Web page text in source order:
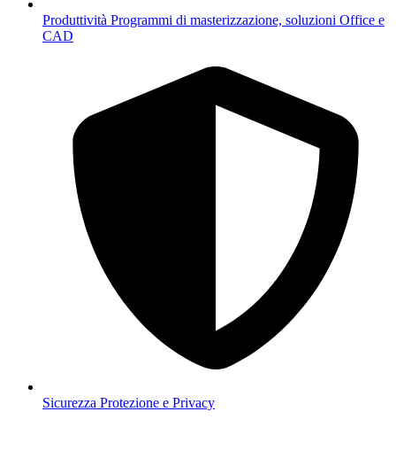
Produttività Programmi di masterizzazione, soluzioni Office e
CAD
Sicurezza Protezione e Privacy